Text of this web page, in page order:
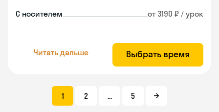
С носителем от 3190 ₽ / урок
Читать дальше Выбрать время
1 2 ... 5